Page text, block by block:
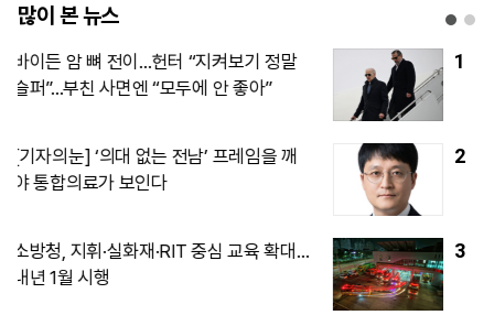
많이 본 뉴스
1
“SK하이닉스, 中 충칭 후공정 공장 지분
매각 검토”…국내엔 54조 투자
2
‘사관학교 통합’과 쿠데타 억제, 데이터가
말하는 진실과 과제
3
이란, 호르무즈 해협 재개방 조건으로 미
국에 6가지 요구 제시